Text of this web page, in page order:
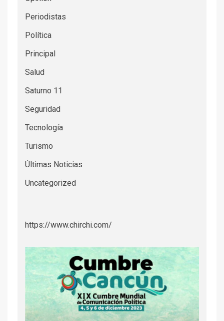
Periodistas
Política
Principal
Salud
Saturno 11
Seguridad
Tecnología
Turismo
Últimas Noticias
Uncategorized
https://www.chirchi.com/